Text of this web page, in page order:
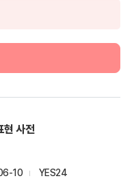
현 사전
10
YES24